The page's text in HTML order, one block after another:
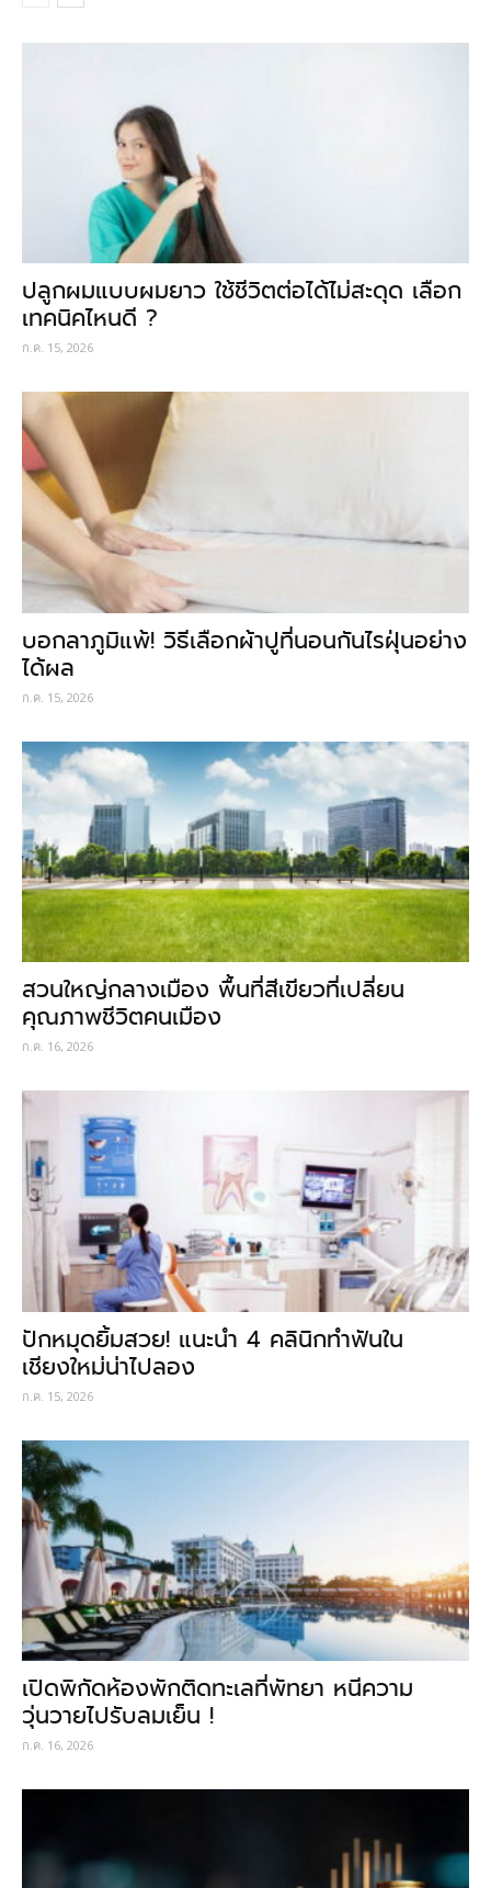
ปลูกผมแบบผมยาว ใช้ชีวิตต่อได้ไม่สะดุด เลือก
เทคนิคไหนดี ?
ก.ค. 15, 2026
บอกลาภูมิแพ้! วิธีเลือกผ้าปูที่นอนกันไรฝุ่นอย่าง
ได้ผล
ก.ค. 15, 2026
สวนใหญ่กลางเมือง พื้นที่สีเขียวที่เปลี่ยน
คุณภาพชีวิตคนเมือง
ก.ค. 16, 2026
ปักหมุดยิ้มสวย! แนะนำ 4 คลินิกทำฟันใน
เชียงใหม่น่าไปลอง
ก.ค. 15, 2026
เปิดพิกัดห้องพักติดทะเลที่พัทยา หนีความ
วุ่นวายไปรับลมเย็น !
ก.ค. 16, 2026